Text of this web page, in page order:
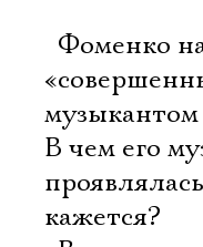
 Фоменко
музыкантом
В чем его
кажется?